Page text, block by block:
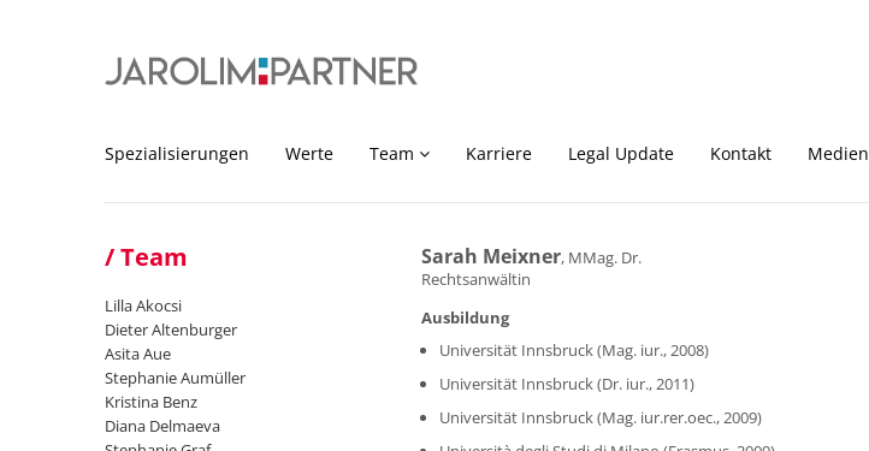
Spezialisierungen Werte Team Karriere Legal Update Kontakt Medien
Team
Lilla Akocsi
Dieter Altenburger
Asita Aue
Stephanie Aumüller
Kristina Benz
Diana Delmaeva
Sarah Meixner MMag. Dr.
Rechtsanwältin
Ausbildung
Universität Innsbruck (Mag. iur., 2008)
Universität Innsbruck (Dr. iur., 2011)
Universität Innsbruck (Mag. iur.rer.oec., 2009)